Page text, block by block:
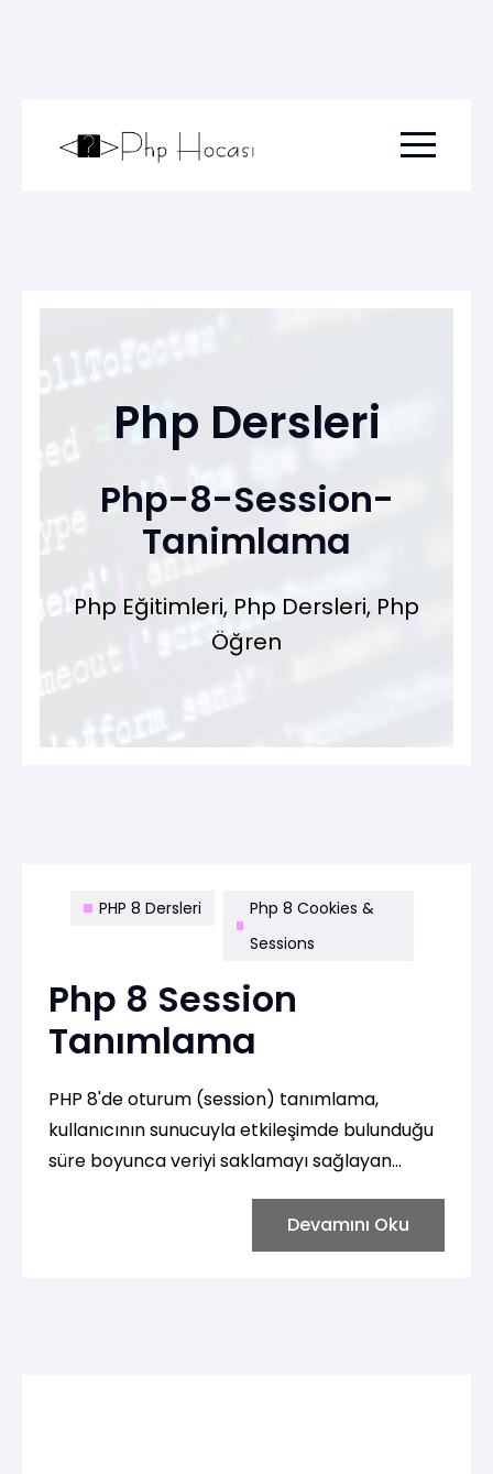
Menu
Php Dersleri
Php-8-Session-
Tanimlama
Php Eğitimleri, Php Dersleri, Php
Öğren
PHP 8 Dersleri
Php 8 Cookies &
Sessions
Php 8 Session
Tanımlama
PHP 8'de oturum (session) tanımlama,
kullanıcının sunucuyla etkileşimde bulunduğu
süre boyunca veriyi saklamayı sağlayan
kullanıcı kimlik doğrulama işlemleri, alışveriş
sepeti gibi uzun süreli işlemler için kullanılır.
Devamını Oku